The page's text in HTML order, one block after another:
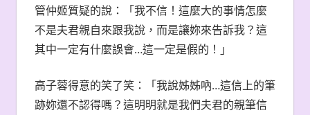
管仲姬質疑的說：「我不信！這麼大的事情怎麼
不是夫君親自來跟我說，而是讓妳來告訴我？這
其中一定有什麼誤會…這一定是假的！」
高子蓉得意的笑了笑：「我說姊姊吶…這信上的筆
跡妳還不認得嗎？這明明就是我們夫君的親筆信